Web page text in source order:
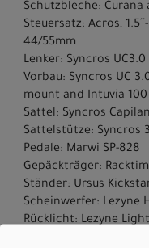
Schutzbleche:
Steuersatz: Acros,
44/55mm
Lenker: Syncros UC3.0
Vorbau: Syncros UC
mount and Intuvia
Sattel: Syncros
Sattelstütze: Syncros
Pedale: Marwi SP-828
Gepäckträger:
Ständer: Ursus
Scheinwerfer: Lezyne
Rücklicht: Lezyne Light